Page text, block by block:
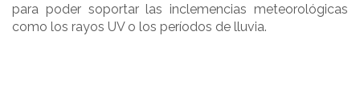
para poder soportar las inclemencias meteorológicas
como los rayos UV o los períodos de lluvia.